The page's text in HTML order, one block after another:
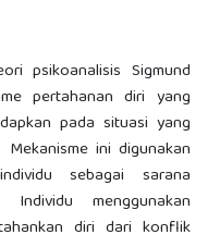
psikoanalisis Sigmund
pertahanan diri yang
pada situasi yang
Mekanisme ini digunakan
sebagai sarana
menggunakan
diri dari konflik